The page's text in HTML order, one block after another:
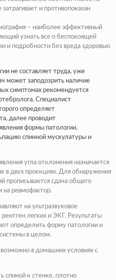
и противопоказан
– наиболее эффективный
узнать все о беспокоящей
и подробности без вреда здоровью
не составляет труда, уже
может заподозрить наличие
симптомах рекомендуется
Специалист
определяет
далее проводит
формы патологии.
спинной мускулатуры и
угла отклонения назначается
в двух проекциях. Для обнаружения
прописывается сдача общего
на ревмофактор.
на ультразвуковое
рентген легких и ЭКГ. Результаты
определить форму патологии и
системы в целом.
в домашних условиях с
спиной к стенке, плотно